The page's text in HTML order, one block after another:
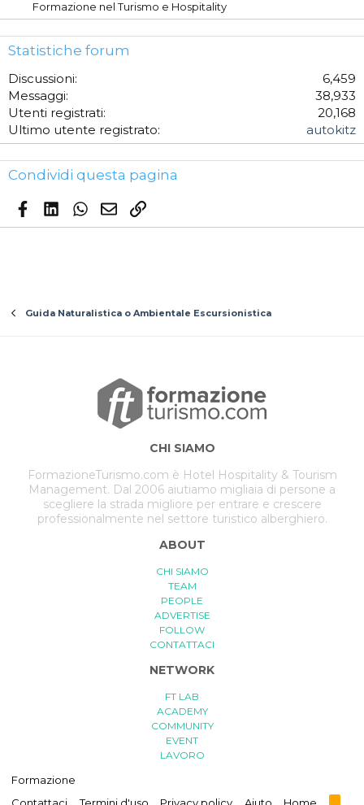
Formazione nel Turismo e Hospitality
Statistiche forum
Discussioni
6,459
Messaggi
38,933
Utenti registrati
20,168
Ultimo utente registrato
autokitz
Condividi questa pagina
FacebookLinkedIn
WhatsApp
EmailLink
Guida Naturalistica o Ambientale Escursionistica
CHI SIAMO
FormazioneTurismo.com è Hotel Hospitality & Tourism
Management. Dal 2006 aiutiamo migliaia di persone a
scegliere la strada migliore per entrare e crescere
professionalmente nel settore turistico alberghiero.
ABOUT
CHI SIAMO
TEAM
PEOPLE
ADVERTISE
FOLLOW
CONTATTACI
NETWORK
FT LAB
ACADEMY
COMMUNITY
EVENT
LAVORO
Formazione
R